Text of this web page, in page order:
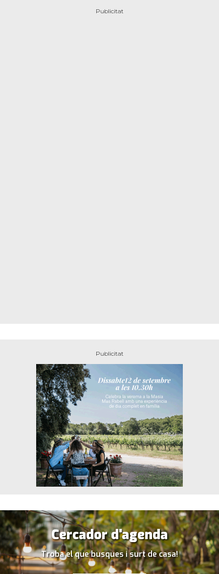
Cercador d'agenda
Troba el que busques i surt de casa!